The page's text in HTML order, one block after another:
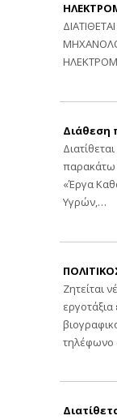
Διάθεση
παρακάτω
«Έργα
Υγρών,…
Ζητείται
εργοτάξια
τηλέφωνο